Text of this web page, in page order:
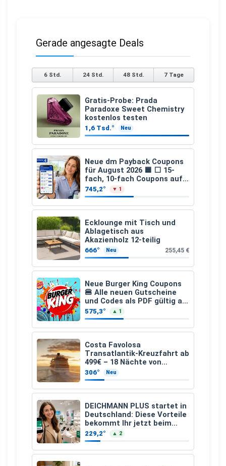
Gerade angesagte Deals
6 Std. 24 Std. 48 Std. 7 Tage
Gratis-Probe: Prada
Paradoxe Sweet Chemistry
kostenlos testen
1,6 Tsd.° Neu
Neue dm Payback Coupons
für August 2026 🟦 ⬜ 15-
fach, 10-fach Coupons auf
den gesamten Einkauf ab 2
€
745,2° ▼ 1
Ecklounge mit Tisch und
Ablagetisch aus
Akazienholz 12-teilig
666° Neu 255,45 €
Neue Burger King Coupons
🍔 Alle neuen Gutscheine
und Codes als PDF gültig ab
25.07.2026 bis 04.09.2026
575,3° ▲ 1
Costa Favolosa
Transatlantik-Kreuzfahrt ab
499€ – 18 Nächte von
Hamburg nach Guadeloupe
306° Neu
DEICHMANN PLUS startet in
Deutschland: Diese Vorteile
bekommt Ihr jetzt beim
Schuhkauf
229,2° ▲ 2